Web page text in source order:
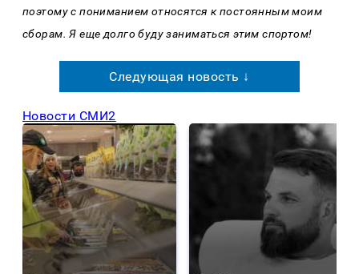
поэтому с пониманием относятся к постоянным моим
сборам. Я еще долго буду заниматься этим спортом!
Следующая новость ↓
Новости СМИ2